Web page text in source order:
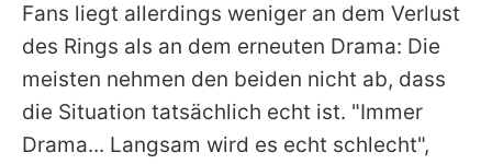
Fans liegt allerdings weniger an dem Verlust
des Rings als an dem erneuten Drama: Die
meisten nehmen den beiden nicht ab, dass
die Situation tatsächlich echt ist. "Immer
Drama... Langsam wird es echt schlecht",